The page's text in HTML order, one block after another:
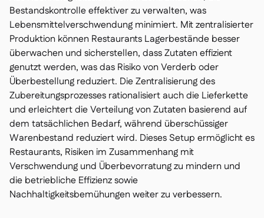
Bestandskontrolle effektiver zu verwalten, was
Lebensmittelverschwendung minimiert. Mit zentralisierter
Produktion können Restaurants Lagerbestände besser
überwachen und sicherstellen, dass Zutaten effizient
genutzt werden, was das Risiko von Verderb oder
Überbestellung reduziert. Die Zentralisierung des
Zubereitungsprozesses rationalisiert auch die Lieferkette
und erleichtert die Verteilung von Zutaten basierend auf
dem tatsächlichen Bedarf, während überschüssiger
Warenbestand reduziert wird. Dieses Setup ermöglicht es
Restaurants, Risiken im Zusammenhang mit
Verschwendung und Überbevorratung zu mindern und
die betriebliche Effizienz sowie
Nachhaltigkeitsbemühungen weiter zu verbessern.